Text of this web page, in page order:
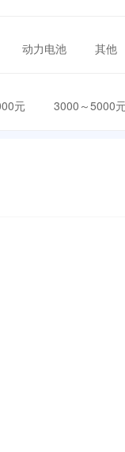
动力电池 其他
元 3000～5000